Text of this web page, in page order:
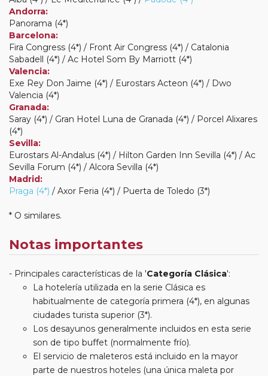
Andorra:
Panorama (4*)
Barcelona:
Fira Congress (4*) / Front Air Congress (4*) / Catalonia
Sabadell (4*) / Ac Hotel Som By Marriott (4*)
Valencia:
Exe Rey Don Jaime (4*) / Eurostars Acteon (4*) / Dwo
Valencia (4*)
Granada:
Saray (4*) / Gran Hotel Luna de Granada (4*) / Porcel Alixares
(4*)
Sevilla:
Eurostars Al-Andalus (4*) / Hilton Garden Inn Sevilla (4*) / Ac
Sevilla Forum (4*) / Alcora Sevilla (4*)
Madrid:
Praga (4*) / Axor Feria (4*) / Puerta de Toledo (3*)
* O similares.
Notas importantes
Principales características de la 'Categoría Clásica':
La hotelería utilizada en la serie Clásica es
habitualmente de categoría primera (4*), en algunas
ciudades turista superior (3*).
Los desayunos generalmente incluidos en esta serie
son de tipo buffet (normalmente frío).
El servicio de maleteros está incluido en la mayor
parte de nuestros hoteles (una única maleta por